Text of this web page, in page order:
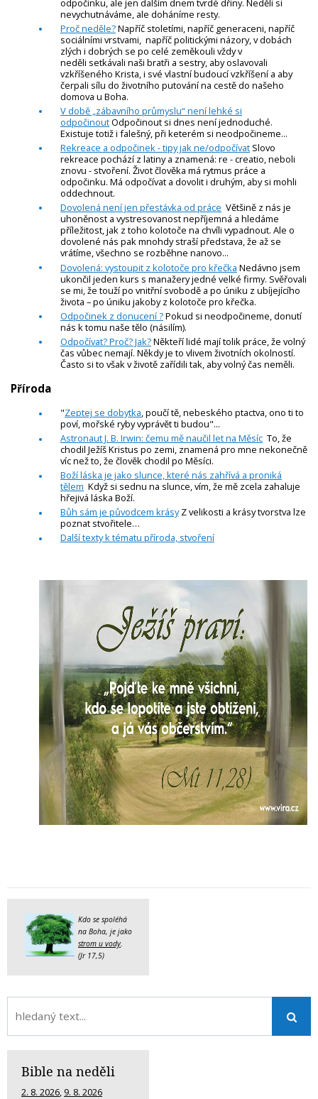
odpočinku, ale jen dalším dnem tvrdé dřiny. Neděli si
nevychutnáváme, ale doháníme resty.
Proč neděle?Napříč stoletími, napříč generaceni, napříč
sociálními vrstvami, napříč politickými názory, v dobách
zlých i dobrých se po celé zeměkouli vždy v
neděli setkávali naši bratři a sestry, aby oslavovali
vzkříšeného Krista, i své vlastní budoucí vzkříšení a aby
čerpali sílu do životního putování na cestě do našeho
domova u Boha.
V době „zábavního průmyslu“ není lehké si
odpočinoutOdpočinout si dnes není jednoduché.
Existuje totiž i falešný, při keterém si neodpočineme...
Rekreace a odpočinek - tipy jak ne/odpočívat Slovo
rekreace pochází z latiny a znamená: re - creatio, neboli
znovu - stvoření. Život člověka má rytmus práce a
odpočinku. Má odpočívat a dovolit i druhým, aby si mohli
oddechnout.
Dovolená není jen přestávka od práce Většině z nás je
uhoněnost a vystresovanost nepříjemná a hledáme
příležitost, jak z toho kolotoče na chvíli vypadnout. Ale o
dovolené nás pak mnohdy straší představa, že až se
vrátíme, všechno se rozběhne nanovo...
Dovolená: vystoupit z kolotoče pro křečka Nedávno jsem
ukončil jeden kurs s manažery jedné velké firmy. Svěřovali
se mi, že touží po vnitřní svobodě a po úniku z ubíjejícího
života – po úniku jakoby z kolotoče pro křečka.
Odpočinek z donucení ?Pokud si neodpočineme, donutí
nás k tomu naše tělo (násilím).
Odpočívat? Proč? Jak?Někteří lidé mají tolik práce, že volný
čas vůbec nemají. Někdy je to vlivem životních okolností.
Často si to však v životě zařídili tak, aby volný čas neměli.
Příroda
"Zeptej se dobytka, poučí tě, nebeského ptactva, ono ti to
poví, mořské ryby vyprávět ti budou"...
Astronaut J. B. Irwin: čemu mě naučil let na Měsíc To, že
chodil Ježíš Kristus po zemi, znamená pro mne nekonečně
víc než to, že člověk chodil po Měsíci.
Boží láska je jako slunce, které nás zahřívá a proniká
tělem Když si sednu na slunce, vím, že mě zcela zahaluje
hřejivá láska Boží.
Bůh sám je původcem krásyZ velikosti a krásy tvorstva lze
poznat stvořitele…
Další texty k tématu příroda, stvoření
Kdo se spoléhá
na Boha, je jako
strom u vody
(Jr 17,5)
Bible na neděli
2. 8. 2026, 9. 8. 2026